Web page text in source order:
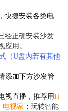
快捷安装各类电
经正确安装沙发
应用。
（U盘内若有其他
添加下方沙发管
视直播，推荐用H
电视家 ； 玩转智能